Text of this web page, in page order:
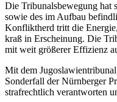
Die Tribunalsbewegung hat
sowie des im Aufbau
Konfliktherd tritt die
kraß in Erscheinung. Die
mit weit größerer Effizienz
Mit dem
Sonderfall der Nürnberger
strafrechtlich verantworten